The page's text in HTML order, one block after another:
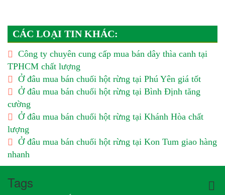
CÁC LOẠI TIN KHÁC:
Công ty chuyên cung cấp mua bán dây thìa canh tại
TPHCM chất lượng
Ở đâu mua bán chuối hột rừng tại Phú Yên giá tốt
Ở đâu mua bán chuối hột rừng tại Bình Định tăng
cường
Ở đâu mua bán chuối hột rừng tại Khánh Hòa chất
lượng
Ở đâu mua bán chuối hột rừng tại Kon Tum giao hàng
nhanh
Tags